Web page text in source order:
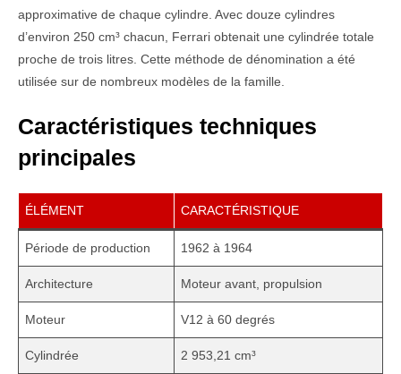
approximative de chaque cylindre. Avec douze cylindres
d’environ 250 cm³ chacun, Ferrari obtenait une cylindrée totale
proche de trois litres. Cette méthode de dénomination a été
utilisée sur de nombreux modèles de la famille.
Caractéristiques techniques
principales
ÉLÉMENT CARACTÉRISTIQUE
Période de production 1962 à 1964
Architecture Moteur avant, propulsion
Moteur V12 à 60 degrés
Cylindrée 2 953,21 cm³